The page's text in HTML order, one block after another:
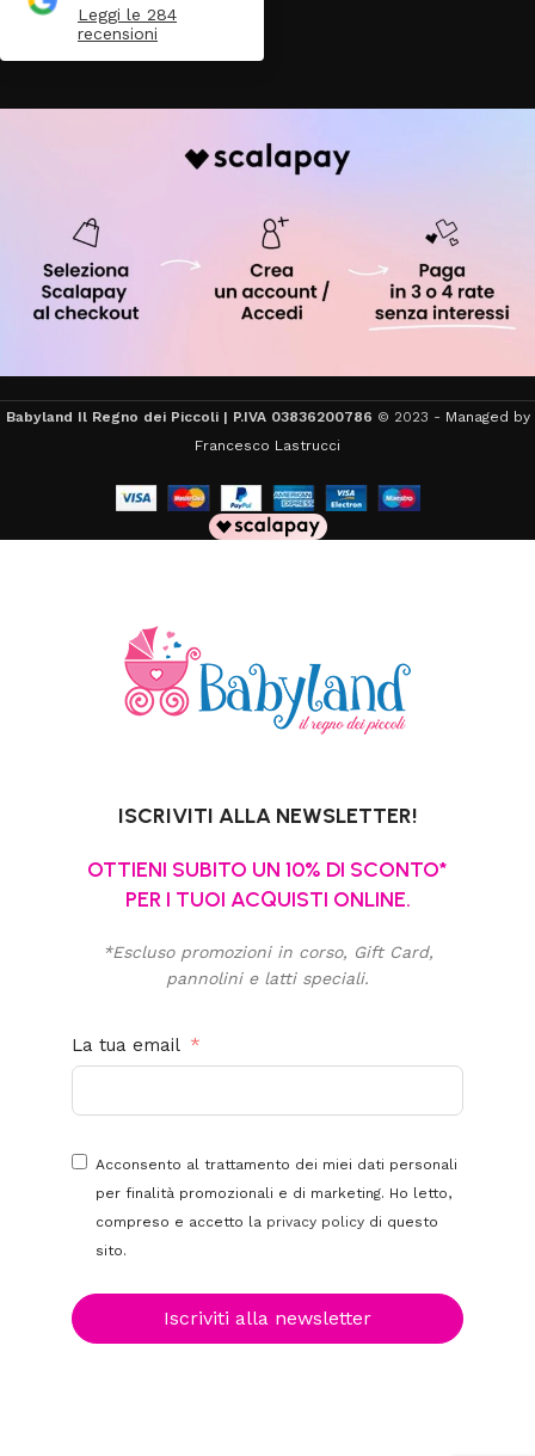
Leggi le 284
recensioni
Babyland Il Regno dei Piccoli | P.IVA 03836200786 © 2023 - Managed by
Francesco Lastrucci
ISCRIVITI ALLA NEWSLETTER!
OTTIENI SUBITO UN 10% DI SCONTO*
PER I TUOI ACQUISTI ONLINE.
*Escluso promozioni in corso, Gift Card,
pannolini e latti speciali.
La tua email
Acconsento al trattamento dei miei dati personali
per finalità promozionali e di marketing. Ho letto,
compreso e accetto la privacy policy di questo
sito.
Iscriviti alla newsletter